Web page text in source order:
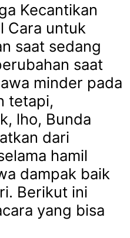
Kecantikan
Cara untuk
saat sedang
saat
minder pada
tetapi,
lho, Bunda
dari
hamil
dampak baik
Berikut ini
yang bisa